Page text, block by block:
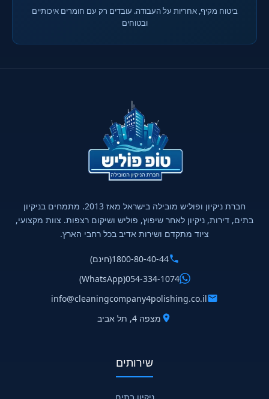
ביטוח מקיף, אחריות על העבודה. עובדים רק עם חומרים איכותיים
ובטוחים
חברת ניקיון ופוליש מובילה בישראל מאז 2013. מתמחים בניקיון
בתים, דירות, ניקיון לאחר שיפוץ, פוליש ושיקום רצפות. צוות מקצועי,
ציוד מתקדם ושירות אדיב בכל רחבי הארץ.
1800-80-40-44(חינם)
054-334-1074
(WhatsApp)
info@cleaningcompany4polishing.co.il
מצפה 4, תל אביב
שירותים
ניקיון בתים